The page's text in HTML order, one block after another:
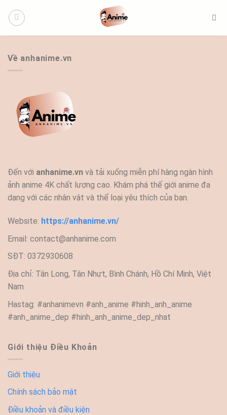
qua
Về anhanime.vn
Đến với anhanime.vn và tải xuống miễn phí hàng ngàn hình
ảnh anime 4K chất lượng cao. Khám phá thế giới anime đa
dạng với các nhân vật và thể loại yêu thích của bạn.
Website: https://anhanime.vn/
Email: contact@anhanime.com
SĐT: 0372930608
Địa chỉ: Tân Long, Tân Nhựt, Bình Chánh, Hồ Chí Minh, Việt
Nam
Hastag: #anhanimevn #anh_anime #hinh_anh_anime
#anh_anime_dep #hinh_anh_anime_dep_nhat
Giới thiệu Điều Khoản
Giới thiệu
Chính sách bảo mật
Điều khoản và điều kiện